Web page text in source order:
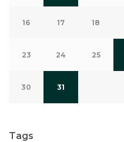
16 17 18
23 24 25
30 31
Tags